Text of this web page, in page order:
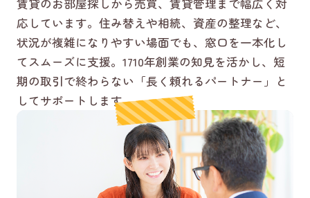
賃貸のお部屋探しから売買、賃貸管理まで幅広く対
応しています。住み替えや相続、資産の整理など、
状況が複雑になりやすい場面でも、窓口を一本化し
てスムーズに支援。1710年創業の知見を活かし、短
期の取引で終わらない「長く頼れるパートナー」と
してサポートします。